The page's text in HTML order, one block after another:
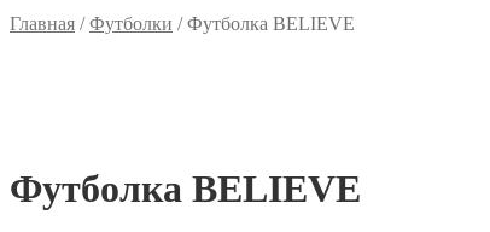
Главная /Футболки /Футболка BELIEVE
Футболка BELIEVE